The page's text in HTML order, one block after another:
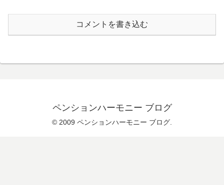
コメントを書き込む
ペンションハーモニー ブログ
© 2009 ペンションハーモニー ブログ.